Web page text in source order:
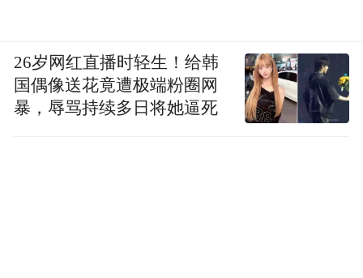
26岁网红直播时轻生！给韩
国偶像送花竟遭极端粉圈网
暴，辱骂持续多日将她逼死